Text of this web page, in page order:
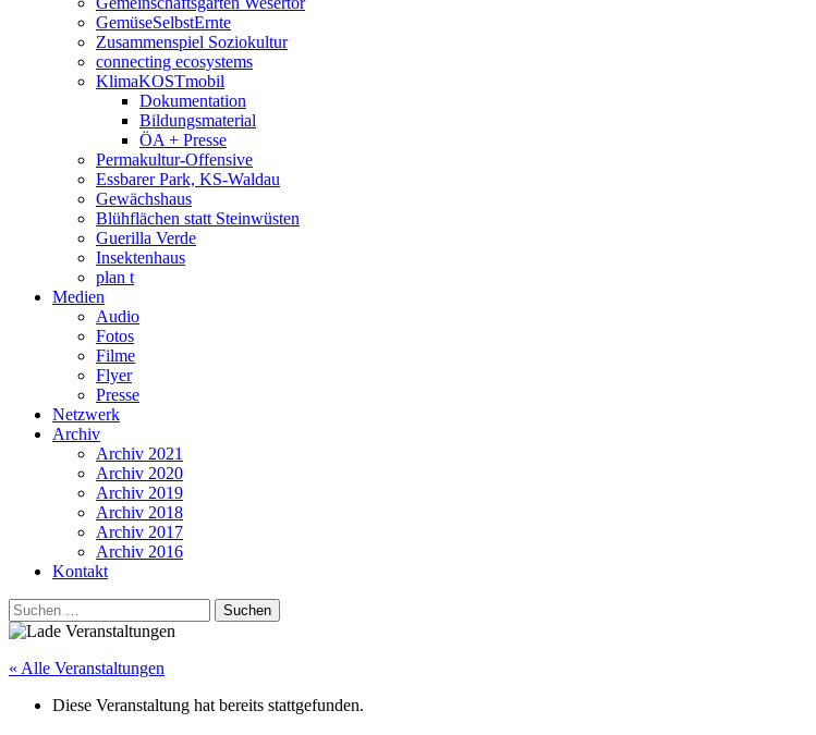
GemüseSelbstErnte
Zusammenspiel Soziokultur
connecting ecosystems
KlimaKOSTmobil
Dokumentation
Bildungsmaterial
ÖA + Presse
Permakultur-Offensive
Essbarer Park, KS-Waldau
Gewächshaus
Blühflächen statt Steinwüsten
Guerilla Verde
Insektenhaus
plan t
Medien
Audio
Fotos
Filme
Flyer
Presse
Netzwerk
Archiv
Archiv 2021
Archiv 2020
Archiv 2019
Archiv 2018
Archiv 2017
Archiv 2016
Kontakt
Suchen
nach:
« Alle Veranstaltungen
Diese Veranstaltung hat bereits stattgefunden.